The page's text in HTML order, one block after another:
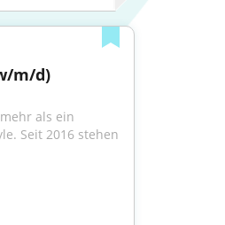
m/d)
mehr als ein
Seit 2016 stehen